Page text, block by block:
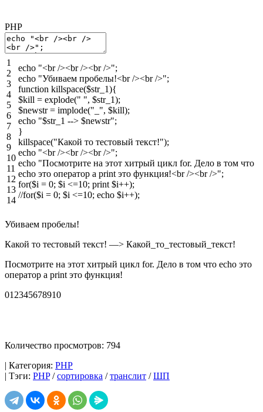
PHP
1
2
3
4
5
6
7
8
9
10
11
12
13
14
echo "<br /><br /><br />";
echo "Убиваем пробелы!<br /><br />";
function killspace($str_1){
$kill = explode(" ", $str_1);
$newstr = implode("_", $kill);
echo "$str_1 --> $newstr";
}
killspace("Какой то тестовый текст!");
echo "<br /><br /><br />";
echo "Посмотрите на этот хитрый цикл for. Дело в том что
echo это оператор а print это функция!<br /><br />";
for($i = 0; $i <=10; print $i++);
//for($i = 0; $i <=10; echo $i++);
Убиваем пробелы!
Какой то тестовый текст! —> Какой_то_тестовый_текст!
Посмотрите на этот хитрый цикл for. Дело в том что echo это
оператор а print это функция!
012345678910
Количество просмотров: 794
| Категория: PHP
| Тэги: PHP/сортировка /транслит /ШП